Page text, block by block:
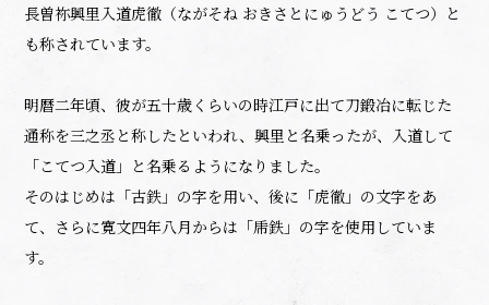
長曽祢興里入道虎徹（ながそね おきさとにゅうどう こてつ）と
も称されています。
明暦二年頃、彼が五十歳くらいの時江戸に出て刀鍛冶に転じた
通称を三之丞と称したといわれ、興里と名乗ったが、入道して
「こてつ入道」と名乗るようになりました。
そのはじめは「古鉄」の字を用い、後に「虎徹」の文字をあ
て、さらに寛文四年八月からは「乕鉄」の字を使用していま
す。